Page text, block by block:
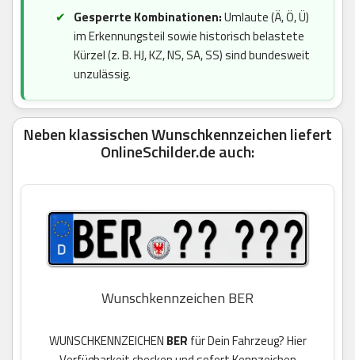
Gesperrte Kombinationen:Umlaute (Ä, Ö, Ü)
im Erkennungsteil sowie historisch belastete
Kürzel (z. B. HJ, KZ, NS, SA, SS) sind bundesweit
unzulässig.
Neben klassischen Wunschkennzeichen liefert
OnlineSchilder.de auch:
Wunschkennzeichen BER
WUNSCHKENNZEICHEN BER für Dein Fahrzeug? Hier